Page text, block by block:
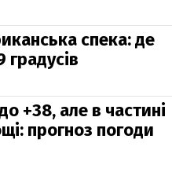
спека: де
градусів
+38, але в частині
прогноз погоди